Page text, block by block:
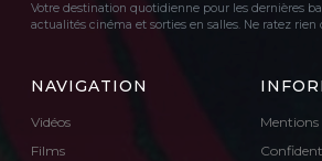
Votre destination quotidienne pour les dernières
actualités cinéma et sorties en salles. Ne ratez
NAVIGATION
Vidéos
Films
Mentions